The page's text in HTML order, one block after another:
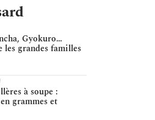
Gyokuro…
les grandes familles
à soupe :
grammes et